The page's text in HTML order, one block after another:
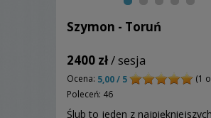
Szymon - Toruń
2400 zł/ sesja
Ocena: 5,00 / 5
(1
Poleceń: 46
Ślub to jeden z najpiękniejszych